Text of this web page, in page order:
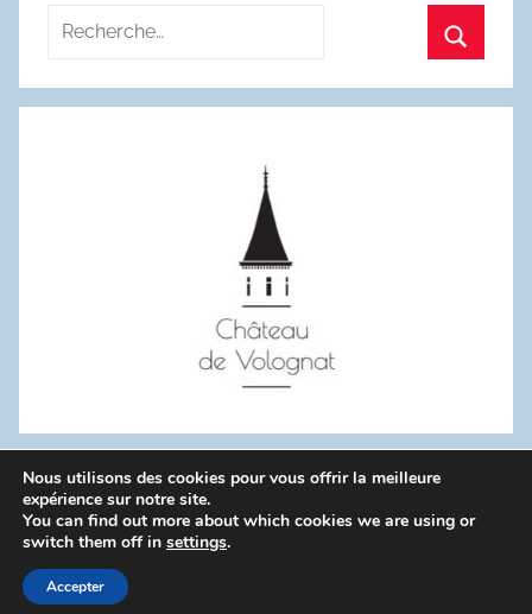
Recherche
:
WordPress Theme: Donovan by ThemeZee.
Politique de confidentialité
Nous utilisons des cookies pour vous offrir la meilleure
expérience sur notre site.
You can find out more about which cookies we are using or
switch them off in settings.
Accepter